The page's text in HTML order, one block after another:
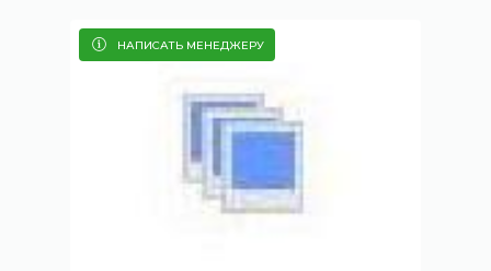
НАПИСАТЬ МЕНЕДЖЕРУ